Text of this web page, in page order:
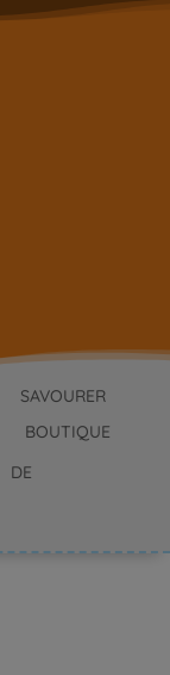
SAVOURER
BOUTIQUE
DE